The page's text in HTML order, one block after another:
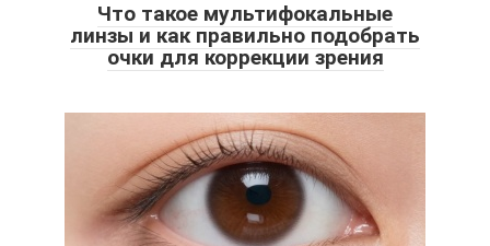
Что такое мультифокальные
линзы и как правильно подобрать
очки для коррекции зрения